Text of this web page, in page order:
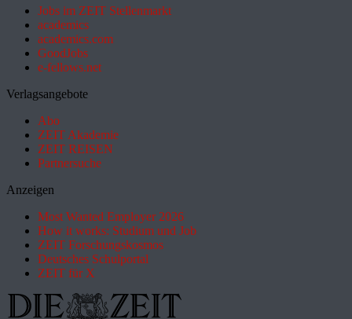
Jobs im ZEIT Stellenmarkt
academics
academics.com
GoodJobs
e-fellows.net
Verlagsangebote
Abo
ZEIT Akademie
ZEIT REISEN
Partnersuche
Anzeigen
Most Wanted Employer 2026
How it works: Studium und Job
ZEIT Forschungskosmos
Deutsches Schulportal
ZEIT für X